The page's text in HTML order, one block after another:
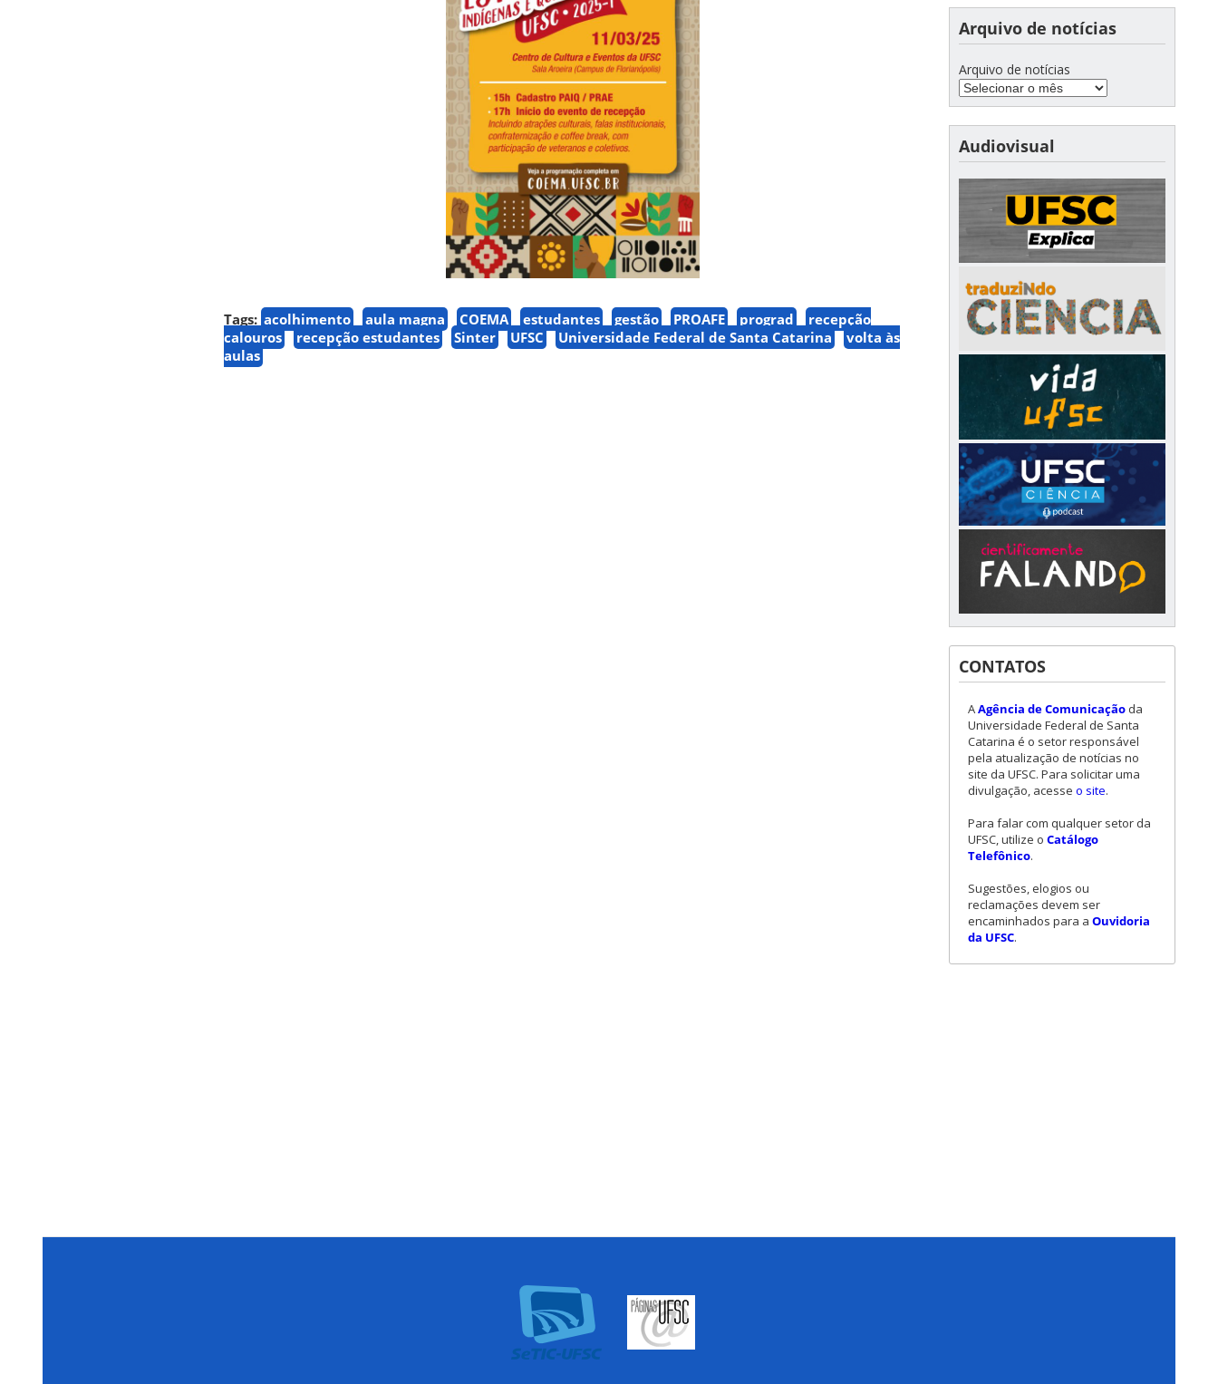
Tags: acolhimento aula magna COEMA estudantes gestão PROAFE prograd
recepção
calouros
recepção estudantes Sinter UFSC Universidade Federal de Santa Catarina
volta às
aulas
Arquivo de notícias
Arquivo de notícias
Audiovisual
CONTATOS
AAgência de Comunicação da
Universidade Federal de Santa
Catarina é o setor responsável
pela atualização de notícias no
site da UFSC. Para solicitar uma
divulgação, acesse o site.
Para falar com qualquer setor da
UFSC, utilize o Catálogo
Telefônico.
Sugestões, elogios ou
reclamações devem ser
encaminhados para a Ouvidoria
da UFSC.